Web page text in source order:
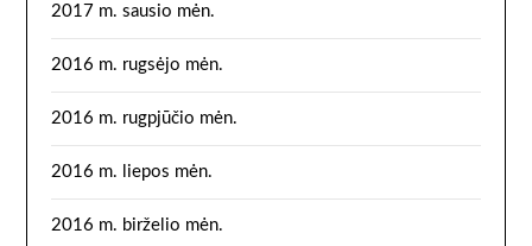
2017 m. sausio mėn.
2016 m. rugsėjo mėn.
2016 m. rugpjūčio mėn.
2016 m. liepos mėn.
2016 m. birželio mėn.